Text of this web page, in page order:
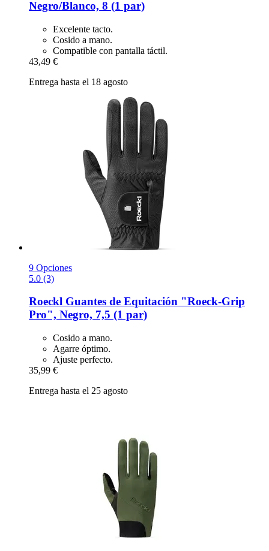
Negro/Blanco, 8 (1 par)
Excelente tacto.
Cosido a mano.
Compatible con pantalla táctil.
43,49 €
Entrega hasta el 18 agosto
9 Opciones
5.0 (3)
Roeckl Guantes de Equitación "Roeck-​Grip
Pro", Negro, 7,5 (1 par)
Cosido a mano.
Agarre óptimo.
Ajuste perfecto.
35,99 €
Entrega hasta el 25 agosto